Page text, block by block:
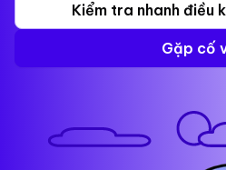
Kiểm tra nhanh điều
Gặp cố